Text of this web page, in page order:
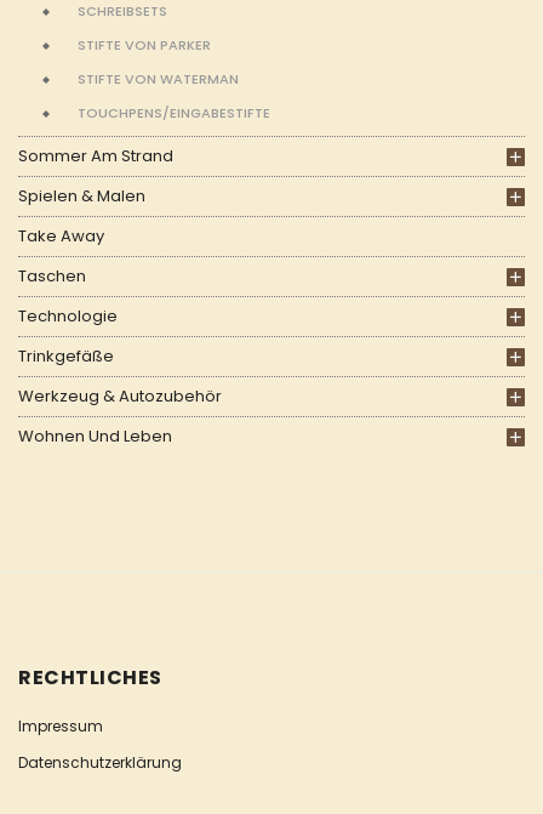
SCHREIBSETS
STIFTE VON PARKER
STIFTE VON WATERMAN
TOUCHPENS/EINGABESTIFTE
Sommer Am Strand
Spielen & Malen
Take Away
Taschen
Technologie
Trinkgefäße
Werkzeug & Autozubehör
Wohnen Und Leben
RECHTLICHES
Impressum
Datenschutzerklärung